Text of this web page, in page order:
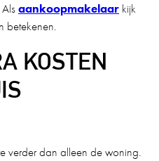
aankoopmakelaar kijk
betekenen.
KOSTEN
verder dan alleen de woning.